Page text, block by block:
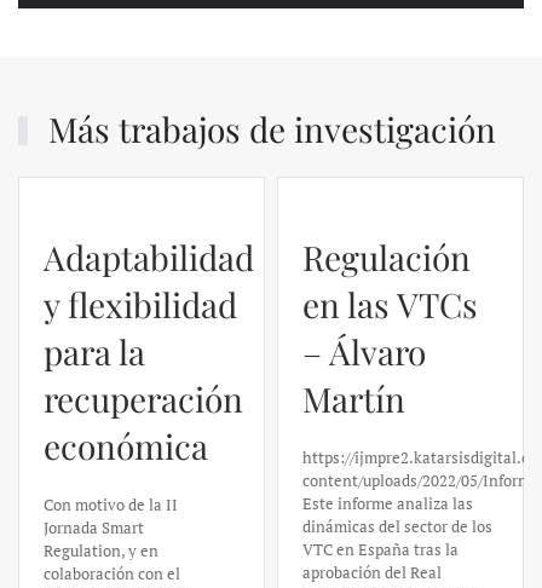
Más trabajos de investigación
Regulación
en las VTCs
– Álvaro
Martín
https://ijmpre2.katarsisdigital.com/wp-
content/uploads/2022/05/Informe_sobre_las_VTC.pdf
Este informe analiza las
dinámicas del sector de los
VTC en España tras la
aprobación del Real
El caso de
Silicon
Valley Bank:
un análisis
financiero –